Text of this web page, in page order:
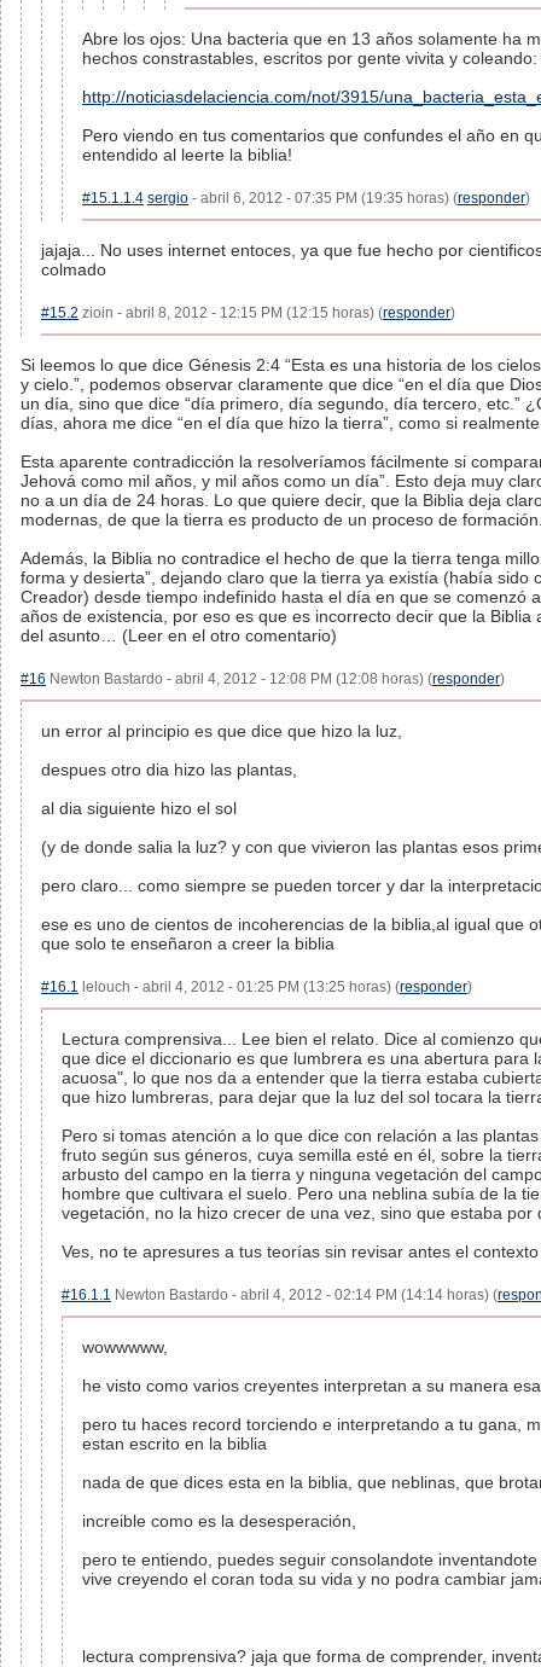
Abre los ojos: Una bacteria que en 13 años solamente ha
hechos constrastables, escritos por gente vivita y coleando:
http://noticiasdelaciencia.com/not/3915/
Pero viendo en tus comentarios que confundes el año en
entendido al leerte la biblia!
#15.1.1.4 sergio - abril 6, 2012 - 07:35 PM (19:35 horas) (responder)
jajaja... No uses internet entoces, ya que fue hecho por
colmado
#15.2 zioin - abril 8, 2012 - 12:15 PM (12:15 horas) (responder)
Si leemos lo que dice Génesis 2:4 “Esta es una historia de los
y cielo.”, podemos observar claramente que dice “en el día que
un día, sino que dice “día primero, día segundo, día tercero, etc.”
días, ahora me dice “en el día que hizo la tierra”, como si
Esta aparente contradicción la resolveríamos fácilmente si
Jehová como mil años, y mil años como un día”. Esto deja muy
no a un día de 24 horas. Lo que quiere decir, que la Biblia deja
modernas, de que la tierra es producto de un proceso de
Además, la Biblia no contradice el hecho de que la tierra tenga
forma y desierta”, dejando claro que la tierra ya existía (había
Creador) desde tiempo indefinido hasta el día en que se
años de existencia, por eso es que es incorrecto decir que la
del asunto… (Leer en el otro comentario)
#16 Newton Bastardo - abril 4, 2012 - 12:08 PM (12:08 horas) (responder)
un error al principio es que dice que hizo la luz,
despues otro dia hizo las plantas,
al dia siguiente hizo el sol
(y de donde salia la luz? y con que vivieron las plantas esos
pero claro... como siempre se pueden torcer y dar la
ese es uno de cientos de incoherencias de la biblia,al igual que
que solo te enseñaron a creer la biblia
#16.1 lelouch - abril 4, 2012 - 01:25 PM (13:25 horas) (responder)
Lectura comprensiva... Lee bien el relato. Dice al comienzo
que dice el diccionario es que lumbrera es una abertura
acuosa", lo que nos da a entender que la tierra estaba
que hizo lumbreras, para dejar que la luz del sol tocara la
Pero si tomas atención a lo que dice con relación a las
fruto según sus géneros, cuya semilla esté en él, sobre la
arbusto del campo en la tierra y ninguna vegetación del
hombre que cultivara el suelo. Pero una neblina subía de la
vegetación, no la hizo crecer de una vez, sino que estaba
Ves, no te apresures a tus teorías sin revisar antes el
#16.1.1 Newton Bastardo - abril 4, 2012 - 02:14 PM (14:14 horas) (
wowwwww,
he visto como varios creyentes interpretan a su manera
pero tu haces record torciendo e interpretando a tu gana,
estan escrito en la biblia
nada de que dices esta en la biblia, que neblinas, que
increible como es la desesperación,
pero te entiendo, puedes seguir consolandote
vive creyendo el coran toda su vida y no podra cambiar
lectura comprensiva? jaja que forma de comprender,